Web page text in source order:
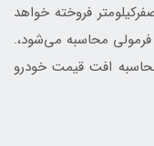
فروخته خواهد
محاسبه می‌شود،.
افت قیمت خودرو